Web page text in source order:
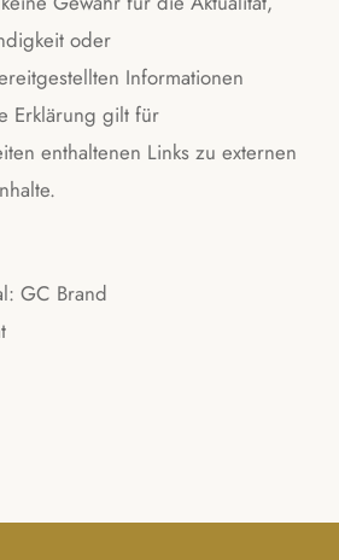
oder
Informationen
Erklärung gilt für
enthaltenen Links zu externen
GC Brand